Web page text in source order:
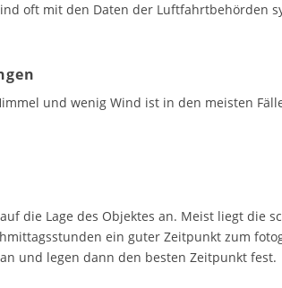
oft mit den Daten der
und wenig Wind ist in den meisten
die Lage des Objektes an. Meist liegt die
ein guter Zeitpunkt zum
und legen dann den besten Zeitpunkt fest.